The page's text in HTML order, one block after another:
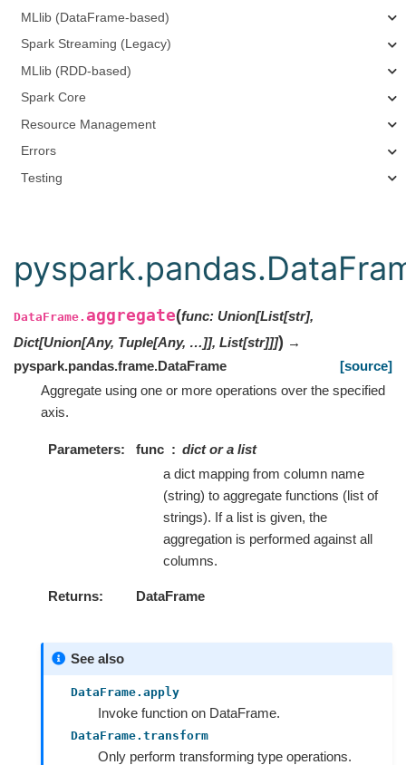
MLlib (DataFrame-based)
Spark Streaming (Legacy)
MLlib (RDD-based)
Spark Core
Resource Management
Errors
Testing
DataFrame. aggregate(func: Union[List[str],
Dict[Union[Any, Tuple[Any, …]], List[str]]]) →
pyspark.pandas.frame.DataFrame
[source]
Aggregate using one or more operations over the specified
axis.
Parameters func
dict or a list
a dict mapping from column name
(string) to aggregate functions (list of
strings). If a list is given, the
aggregation is performed against all
columns.
Returns DataFrame
See also
DataFrame.apply
Invoke function on DataFrame.
DataFrame.transform
Only perform transforming type operations.